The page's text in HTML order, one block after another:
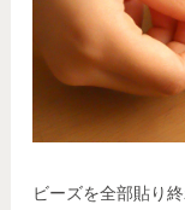
ビーズを全部貼り